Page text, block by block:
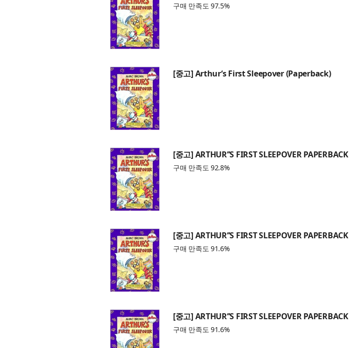
구매 만족도 97.5%
[중고] Arthur‘s First Sleepover (Paperback)
[중고] ARTHUR’’S FIRST SLEEPOVER PAPERBACK
구매 만족도 92.8%
[중고] ARTHUR’’S FIRST SLEEPOVER PAPERBACK
구매 만족도 91.6%
[중고] ARTHUR’’S FIRST SLEEPOVER PAPERBACK
구매 만족도 91.6%